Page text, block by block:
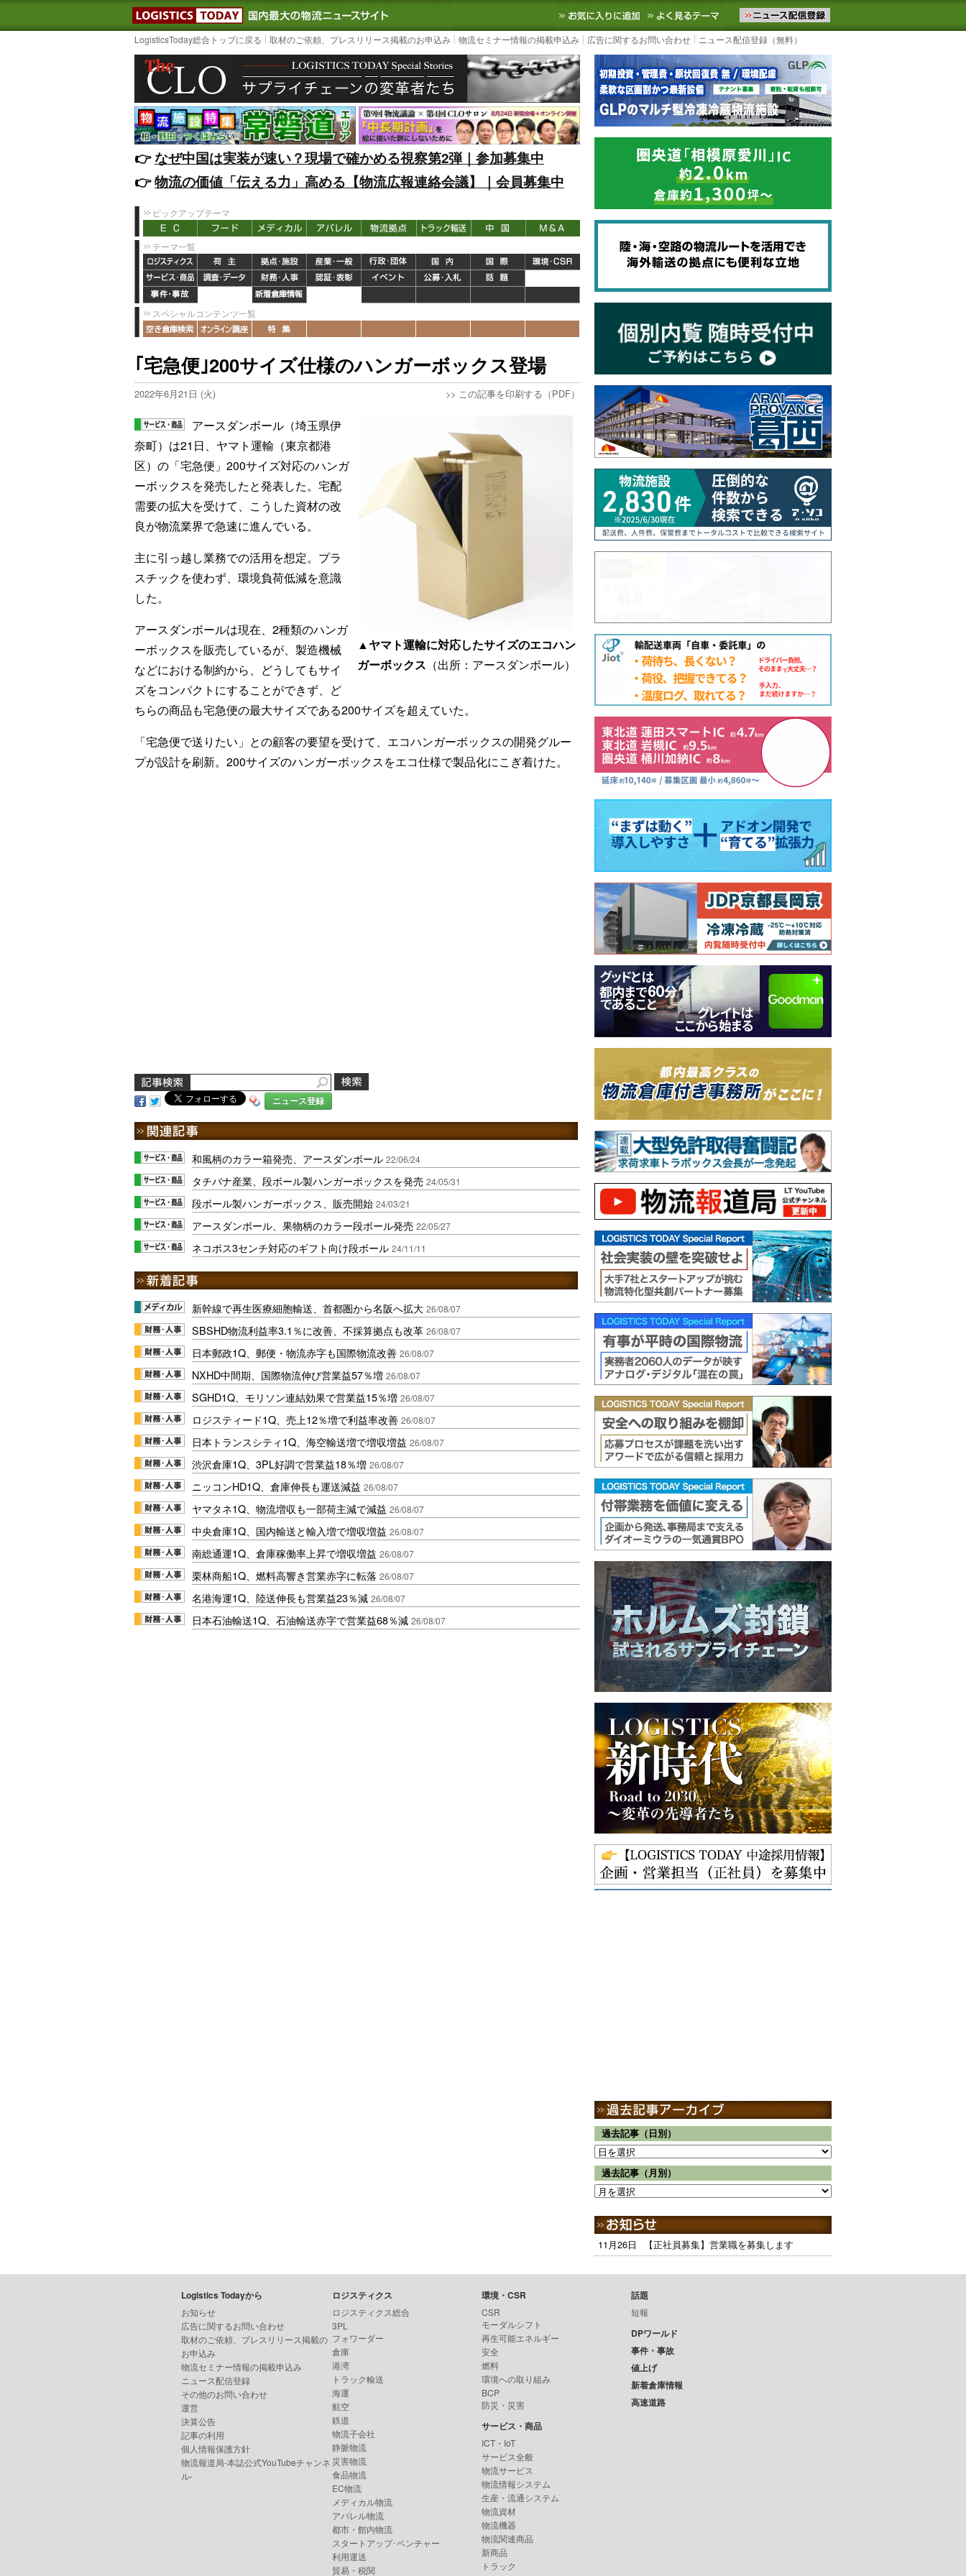
LOGISTICS TODAY｜国内最大の物流ニュースサイト3PL, SCMなど国内外の最新の物流ニュースをお届けします。物流ニュースメール配信を登録す
お気に入りに追加 よく見るテーマ
LogisticsToday総合トップに戻る 取材のご依頼、プレスリリース掲載のお申込み 物流セミナー情報の掲載申込み 広告に関するお問い合わせ ニュース配信登録（無料）
👉️なぜ中国は実装が速い？現場で確かめる視察第2弾｜参加募集中
👉️物流の価値「伝える力」高める【物流広報連絡会議】｜会員募集中
ピックアップテーマ
テーマ一覧
スペシャルコンテンツ一覧
｢宅急便｣200サイズ仕様のハンガーボックス登場
2022年6月21日 (火) >> この記事を印刷する（PDF）
▲ヤマト運輸に対応したサイズのエコハン
ガーボックス （出所：アースダンボール）
アースダンボール（埼玉県伊
奈町）は21日、ヤマト運輸（東京都港
区）の「宅急便」200サイズ対応のハンガ
ーボックスを発売したと発表した。宅配
需要の拡大を受けて、こうした資材の改
良が物流業界で急速に進んでいる。
主に引っ越し業務での活用を想定。プラ
スチックを使わず、環境負荷低減を意識
した。
アースダンボールは現在、2種類のハンガ
ーボックスを販売しているが、製造機械
などにおける制約から、どうしてもサイ
ズをコンパクトにすることができず、ど
ちらの商品も宅急便の最大サイズである200サイズを超えていた。
「宅急便で送りたい」との顧客の要望を受けて、エコハンガーボックスの開発グルー
プが設計を刷新。200サイズのハンガーボックスをエコ仕様で製品化にこぎ着けた。
ニュース登録
和風柄のカラー箱発売、アースダンボール 22/06/24
タチバナ産業、段ボール製ハンガーボックスを発売 24/05/31
段ボール製ハンガーボックス、販売開始 24/03/21
アースダンボール、果物柄のカラー段ボール発売 22/05/27
ネコポス3センチ対応のギフト向け段ボール 24/11/11
新幹線で再生医療細胞輸送、首都圏から名阪へ拡大 26/08/07
SBSHD物流利益率3.1％に改善、不採算拠点も改革 26/08/07
日本郵政1Q、郵便・物流赤字も国際物流改善 26/08/07
NXHD中間期、国際物流伸び営業益57％増 26/08/07
SGHD1Q、モリソン連結効果で営業益15％増 26/08/07
ロジスティード1Q、売上12％増で利益率改善 26/08/07
日本トランスシティ1Q、海空輸送増で増収増益 26/08/07
渋沢倉庫1Q、3PL好調で営業益18％増 26/08/07
ニッコンHD1Q、倉庫伸長も運送減益 26/08/07
ヤマタネ1Q、物流増収も一部荷主減で減益 26/08/07
中央倉庫1Q、国内輸送と輸入増で増収増益 26/08/07
南総通運1Q、倉庫稼働率上昇で増収増益 26/08/07
栗林商船1Q、燃料高響き営業赤字に転落 26/08/07
名港海運1Q、陸送伸長も営業益23％減 26/08/07
日本石油輸送1Q、石油輸送赤字で営業益68％減 26/08/07
過去記事（日別）
過去記事（月別）
11月26日 【正社員募集】営業職を募集します
Logistics Todayから
お知らせ
広告に関するお問い合わせ
取材のご依頼、プレスリリース掲載の
お申込み
物流セミナー情報の掲載申込み
ニュース配信登録
その他のお問い合わせ
運営
決算公告
記事の利用
個人情報保護方針
物流報道局-本誌公式YouTubeチャンネ
ル-
ロジスティクス
ロジスティクス総合
3PL
フォワーダー
倉庫
港湾
トラック輸送
海運
航空
鉄道
物流子会社
静脈物流
災害物流
食品物流
EC物流
メディカル物流
アパレル物流
都市・館内物流
スタートアップ･ベンチャー
利用運送
貿易・税関
環境・CSR
CSR
モーダルシフト
再生可能エネルギー
安全
燃料
環境への取り組み
BCP
防災・災害
サービス・商品
ICT・IoT
サービス全般
物流サービス
物流情報システム
生産・流通システム
物流資材
物流機器
物流関連商品
新商品
トラック
話題
短報
DPワールド
事件・事故
値上げ
新着倉庫情報
高速道路